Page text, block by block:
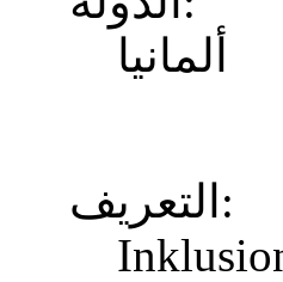
ألمانيا
التعريف: